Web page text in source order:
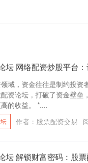
坛 网络配资炒股平台
域，资金往往是制约投资
资论坛，打破了资金壁垒
的收益。 *....
作者：股票配资交易
坛 解锁财富密码：股